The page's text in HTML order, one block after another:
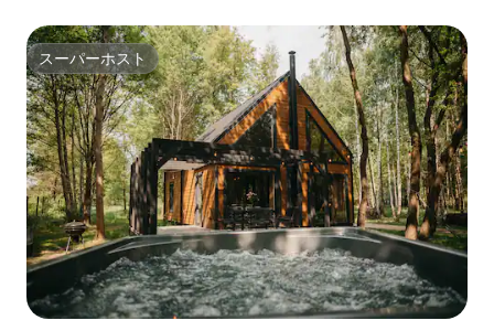
スーパーホスト
スーパーホスト